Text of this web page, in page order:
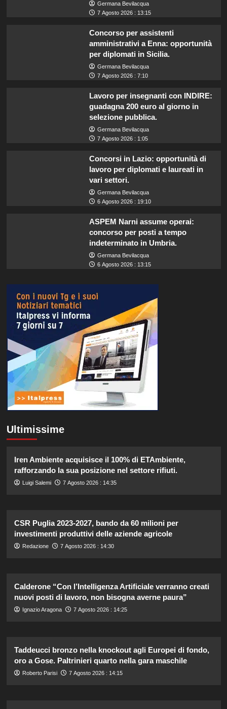
Germana Bevilacqua
7 Agosto 2026 : 13:15
Concorso per assistenti
amministrativi a Enna: opportunità
per diplomati in Sicilia.
Germana Bevilacqua
7 Agosto 2026 : 7:10
Lavoro per insegnanti con INDIRE:
guadagna 200 euro al giorno in
selezione pubblica.
Germana Bevilacqua
7 Agosto 2026 : 1:05
Concorsi in Lazio: opportunità di
lavoro per diplomati e laureati in
vari settori.
Germana Bevilacqua
6 Agosto 2026 : 19:10
ASPEM Narni assume operai:
concorso per posti a tempo
indeterminato in Umbria.
Germana Bevilacqua
6 Agosto 2026 : 13:15
Ultimissime
Iren Ambiente acquisisce il 100% di ETAmbiente,
rafforzando la sua posizione nel settore rifiuti.
Luigi Salemi 7 Agosto 2026 : 14:35
CSR Puglia 2023-2027, bando da 60 milioni per
investimenti produttivi delle aziende agricole
Redazione 7 Agosto 2026 : 14:30
Calderone “Con l’Intelligenza Artificiale verranno creati
nuovi posti di lavoro, non bisogna averne paura”
Ignazio Aragona 7 Agosto 2026 : 14:25
Taddeucci bronzo nella knockout agli Europei di fondo,
oro a Gose. Paltrinieri quarto nella gara maschile
Roberto Parisi 7 Agosto 2026 : 14:15